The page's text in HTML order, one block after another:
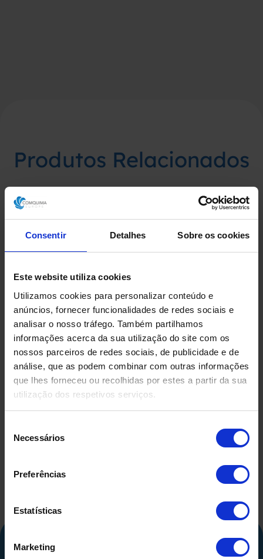
Consentir Detalhes Sobre os cookies
Este website utiliza cookies
Utilizamos cookies para personalizar conteúdo e
anúncios, fornecer funcionalidades de redes sociais e
analisar o nosso tráfego. Também partilhamos
informações acerca da sua utilização do site com os
nossos parceiros de redes sociais, de publicidade e de
análise, que as podem combinar com outras informações
que lhes forneceu ou recolhidas por estes a partir da sua
utilização dos respetivos serviços.
Necessários
Preferências
Estatísticas
Marketing
Produtos Relacionados
DEPÓSITO EM FIBRA DE
VIDRO USADO